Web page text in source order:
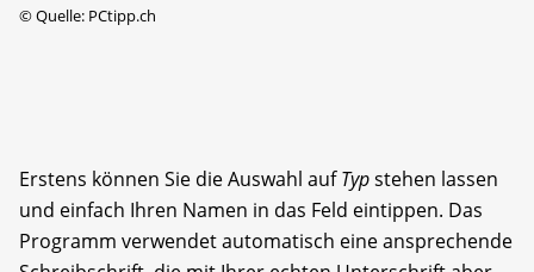
©Quelle: PCtipp.ch
Erstens können Sie die Auswahl aufTypstehen lassen
und einfach Ihren Namen in das Feld eintippen. Das
Programm verwendet automatisch eine ansprechende